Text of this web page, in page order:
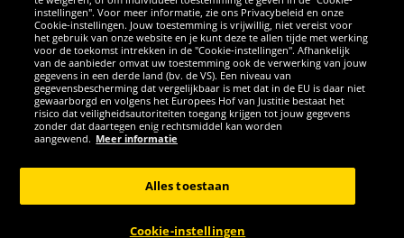
APPS
GER - Alle rechten voorbehouden
*Alle prijzen incl. wettelijke btw excl. verzendingskosten en eventueel
kosten voor levering ter plaatse, tenzij anderszins beschreven. 1Huidige
instellingen". Voor meer informatie, zie ons Privacybeleid en onze
Cookie-instellingen. Jouw toestemming is vrijwillig, niet vereist voor
het gebruik van onze website en je kunt deze te allen tijde met werking
voor de toekomst intrekken in de "Cookie-instellingen". Afhankelijk
van de aanbieder omvat uw toestemming ook de verwerking van jouw
gegevens in een derde land (bv. de VS). Een niveau van
gegevensbescherming dat vergelijkbaar is met dat in de EU is daar niet
gewaarborgd en volgens het Europees Hof van Justitie bestaat het
risico dat veiligheidsautoriteiten toegang krijgen tot jouw gegevens
zonder dat daartegen enig rechtsmiddel kan worden
aangewend. Meer informatie
Cookie-instellingen
Alles toestaan